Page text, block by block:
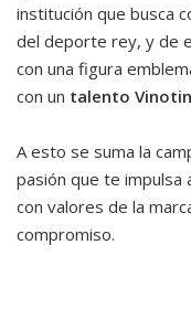
institución que busca
del deporte rey, y de
con una figura
con un talento
A esto se suma la
pasión que te impulsa
con valores de la
compromiso.